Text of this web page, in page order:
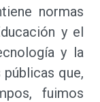
normas
y el
y la
que,
fuimos